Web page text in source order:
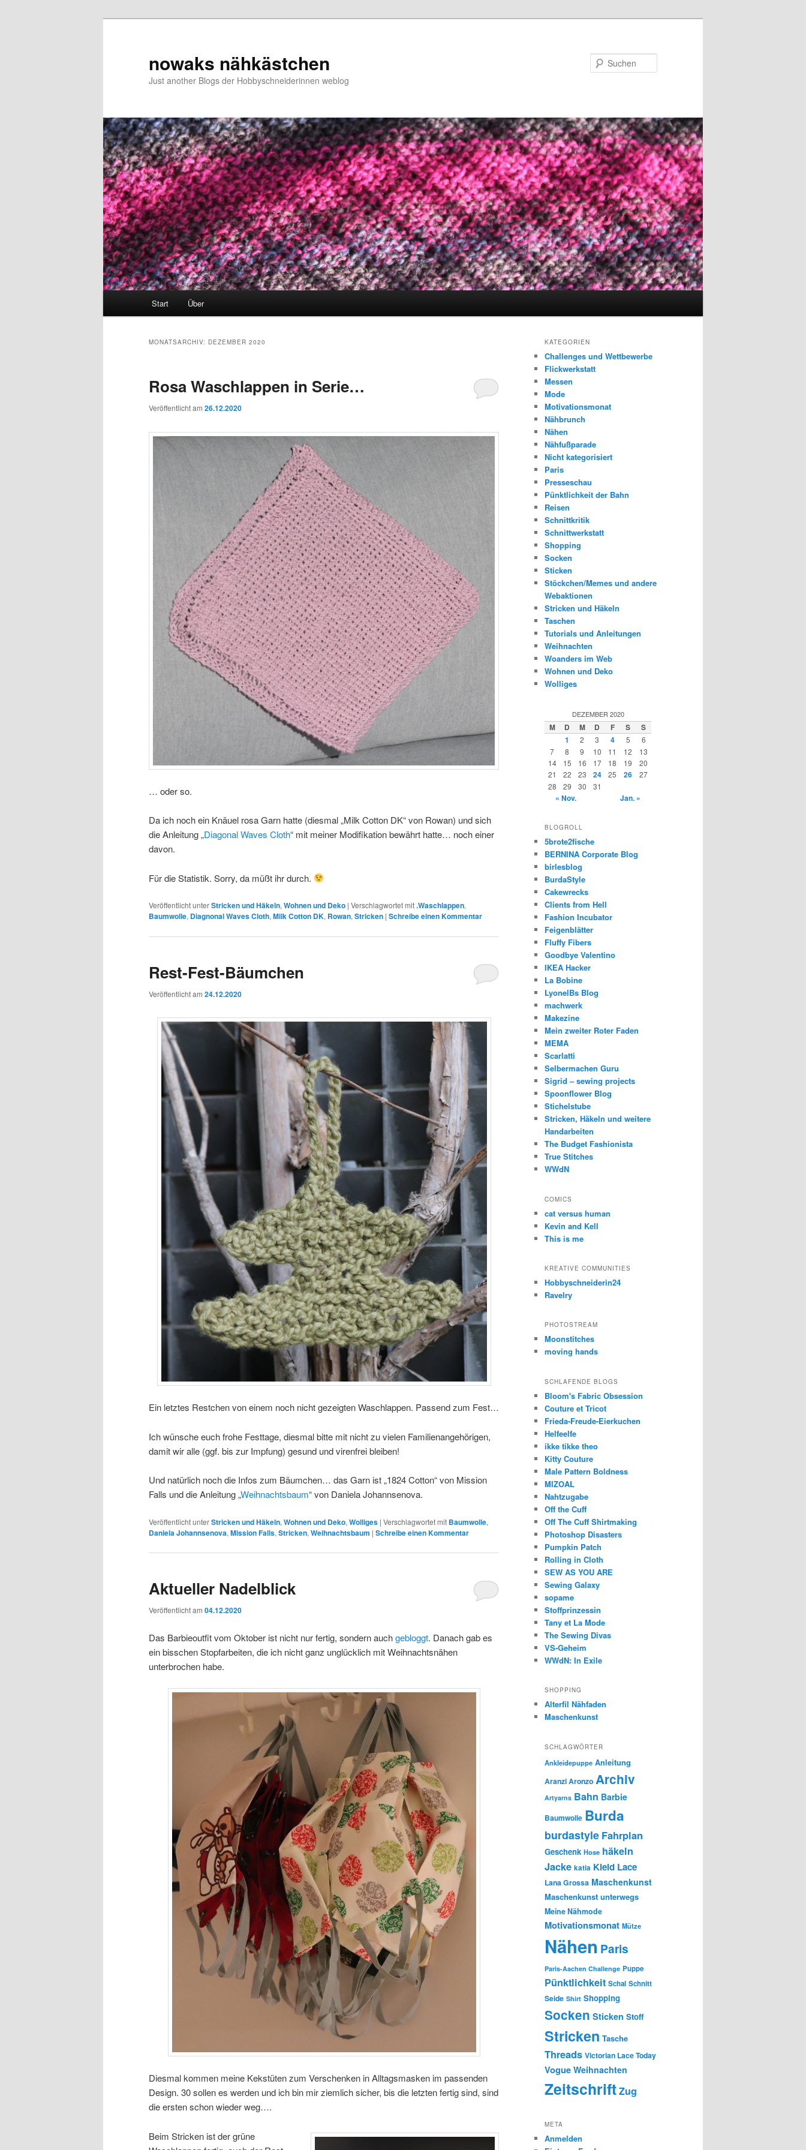
nowaks nähkästchen
Just another Blogs der Hobbyschneiderinnen weblog
Start Über
MONATSARCHIV: DEZEMBER 2020
Rosa Waschlappen in Serie…
Veröffentlicht am 26.12.2020
… oder so.
Da ich noch ein Knäuel rosa Garn hatte (diesmal „Milk Cotton DK“ von Rowan) und sich
die Anleitung „Diagonal Waves Cloth“ mit meiner Modifikation bewährt hatte… noch einer
davon.
Für die Statistik. Sorry, da müßt ihr durch.
Veröffentlicht unterStricken und Häkeln, Wohnen und Deko | Verschlagwortet mit.Waschlappen,
Baumwolle, Diagnonal Waves Cloth, Milk Cotton DK, Rowan, Stricken | Schreibe einen Kommentar
Rest-Fest-Bäumchen
Veröffentlicht am 24.12.2020
Ein letztes Restchen von einem noch nicht gezeigten Waschlappen. Passend zum Fest…
Ich wünsche euch frohe Festtage, diesmal bitte mit nicht zu vielen Familienangehörigen,
damit wir alle (ggf. bis zur Impfung) gesund und virenfrei bleiben!
Und natürlich noch die Infos zum Bäumchen… das Garn ist „1824 Cotton“ von Mission
Falls und die Anleitung „Weihnachtsbaum“ von Daniela Johannsenova.
Veröffentlicht unterStricken und Häkeln, Wohnen und Deko, Wolliges | Verschlagwortet mit Baumwolle,
Daniela Johannsenova, Mission Falls, Stricken, Weihnachtsbaum | Schreibe einen Kommentar
Aktueller Nadelblick
Veröffentlicht am 04.12.2020
Das Barbieoutfit vom Oktober ist nicht nur fertig, sondern auchgebloggt. Danach gab es
ein bisschen Stopfarbeiten, die ich nicht ganz unglücklich mit Weihnachtsnähen
unterbrochen habe.
Diesmal kommen meine Kekstüten zum Verschenken in Alltagsmasken im passenden
Design. 30 sollen es werden und ich bin mir ziemlich sicher, bis die letzten fertig sind, sind
die ersten schon wieder weg….
Beim Stricken ist der grüne
KATEGORIEN
Challenges und Wettbewerbe
Flickwerkstatt
Messen
Mode
Motivationsmonat
Nähbrunch
Nähen
Nähfußparade
Nicht kategorisiert
Paris
Presseschau
Pünktlichkeit der Bahn
Reisen
Schnittkritik
Schnittwerkstatt
Shopping
Socken
Sticken
Stöckchen/Memes und andere
Webaktionen
Stricken und Häkeln
Taschen
Tutorials und Anleitungen
Weihnachten
Woanders im Web
Wohnen und Deko
Wolliges
DEZEMBER 2020
M D M D F S
S
1
2 3 4 5
6
7
8 9 10 11 12
13
14
15 16 17 18 19
20
21
22 23 24 25 26
27
28
29 30 31
« Nov. Jan. »
BLOGROLL
5brote2fische
BERNINA Corporate Blog
birlesblog
BurdaStyle
Cakewrecks
Clients from Hell
Fashion Incubator
Feigenblätter
Fluffy Fibers
Goodbye Valentino
IKEA Hacker
La Bobine
LyonelBs Blog
machwerk
Makezine
Mein zweiter Roter Faden
MEMA
Scarlatti
Selbermachen Guru
Sigrid – sewing projects
Spoonflower Blog
Stichelstube
Stricken, Häkeln und weitere
Handarbeiten
The Budget Fashionista
True Stitches
WWdN
COMICS
cat versus human
Kevin and Kell
This is me
KREATIVE COMMUNITIES
Hobbyschneiderin24
Ravelry
PHOTOSTREAM
Moonstitches
moving hands
SCHLAFENDE BLOGS
Bloom's Fabric Obsession
Couture et Tricot
Frieda-Freude-Eierkuchen
Helfeelfe
ikke tikke theo
Kitty Couture
Male Pattern Boldness
MIZOAL
Nahtzugabe
Off the Cuff
Off The Cuff Shirtmaking
Photoshop Disasters
Pumpkin Patch
Rolling in Cloth
SEW AS YOU ARE
Sewing Galaxy
sopame
Stoffprinzessin
Tany et La Mode
The Sewing Divas
VS-Geheim
WWdN: In Exile
SHOPPING
Alterfil Nähfaden
Maschenkunst
SCHLAGWÖRTER
Ankleidepuppe Anleitung
Aranzi Aronzo Archiv
Artyarns Bahn Barbie
Baumwolle Burda
burdastyle Fahrplan
Geschenk Hose häkeln
Jacke katia Kleid Lace
Lana Grossa Maschenkunst
Maschenkunst unterwegs
Meine Nähmode
Motivationsmonat Mütze
Nähen Paris
Paris-Aachen Challenge Puppe
Pünktlichkeit Schal Schnitt
Seide Shirt Shopping
Socken Sticken Stoff
Stricken Tasche
Threads Victorian Lace Today
Vogue Weihnachten
ZeitschriftZug
META
Anmelden